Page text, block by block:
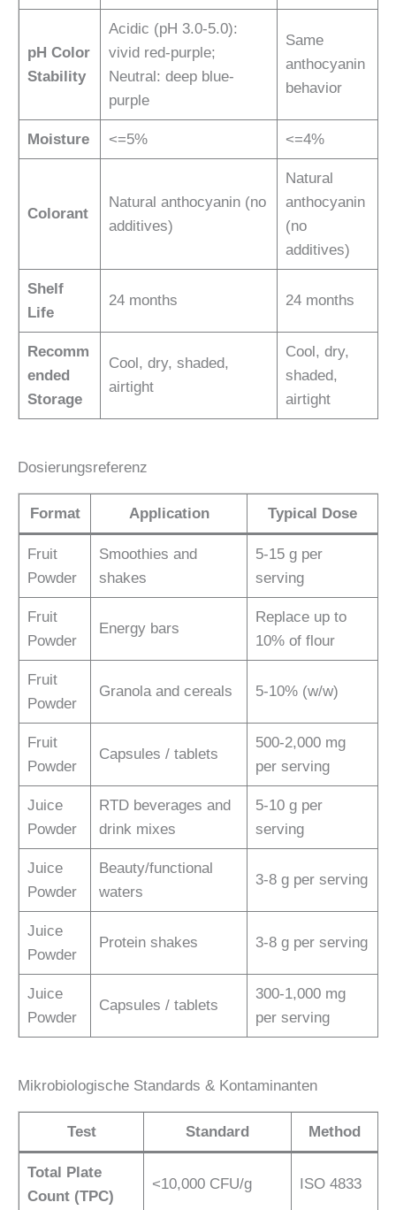
pH Color
Stability
Acidic (pH 3.0-5.0):
vivid red-purple;
Neutral: deep blue-
purple
Same
anthocyanin
behavior
Moisture <=5% <=4%
Colorant
Natural anthocyanin (no
additives)
Natural
anthocyanin
(no
additives)
Shelf
Life
24 months 24 months
Recomm
ended
Storage
Cool, dry, shaded,
airtight
Cool, dry,
shaded,
airtight
Dosierungsreferenz
Format Application Typical Dose
Fruit
Powder
Smoothies and
shakes
5-15 g per
serving
Fruit
Powder
Energy bars
Replace up to
10% of flour
Fruit
Powder
Granola and cereals 5-10% (w/w)
Fruit
Powder
Capsules / tablets
500-2,000 mg
per serving
Juice
Powder
RTD beverages and
drink mixes
5-10 g per
serving
Juice
Powder
Beauty/functional
waters
3-8 g per serving
Juice
Powder
Protein shakes 3-8 g per serving
Juice
Powder
Capsules / tablets
300-1,000 mg
per serving
Mikrobiologische Standards & Kontaminanten
Test Standard Method
Total Plate
Count (TPC)
<10,000 CFU/g ISO 4833